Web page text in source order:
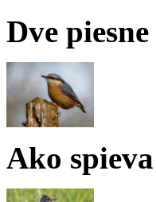
Dve
Ako spieva